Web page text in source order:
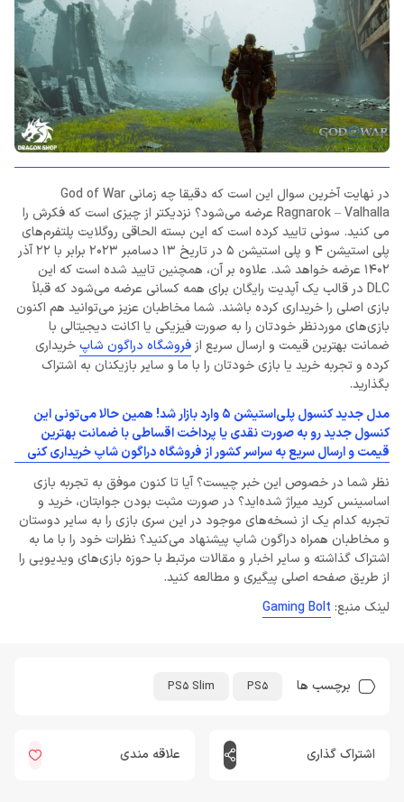
در نهایت آخرین سوال این است که دقیقا چه زمانی God of War
Ragnarok – Valhalla عرضه می‌شود؟ نزدیکتر از چیزی است که فکرش را
می کنید. سونی تایید کرده است که این بسته الحاقی روگلایت پلتفرم‌های
پلی استیشن 4 و پلی استیشن 5 در تاریخ 13 دسامبر 2023 برابر با 22 آذر
1402 عرضه خواهد شد. علاوه بر آن، همچنین تایید شده است که این
DLC در قالب یک آپدیت رایگان برای همه کسانی عرضه می‌شود که قبلاً
بازی اصلی را خریداری کرده باشند. شما مخاطبان عزیز می‌توانید هم اکنون
بازی‌های موردنظر خودتان را به صورت فیزیکی یا اکانت دیجیتالی با
ضمانت بهترین قیمت و ارسال سریع از فروشگاه دراگون شاپخریداری
کرده و تجربه خرید یا بازی خودتان را با ما و سایر بازیکنان به اشتراک
بگذارید.
مدل جدید کنسول پلی‌‌استیشن 5 وارد بازار شد! همین حالا می‌تونی این
کنسول جدید رو به صورت نقدی یا پرداخت اقساطی با ضمانت بهترین
قیمت و ارسال سریع به سراسر کشور از فروشگاه دراگون شاپ خریداری کنی
نظر شما در خصوص این خبر چیست؟ آیا تا کنون موفق به تجربه بازی
اساسینس کرید میراژ شده‌اید؟ در صورت مثبت بودن جوابتان، خرید و
تجربه کدام یک از نسخه‌های موجود در این سری بازی را به سایر دوستان
و مخاطبان همراه دراگون شاپ پیشنهاد می‌کنید؟ نظرات خود را با ما به
اشتراک گذاشته و سایر اخبار و مقالات مرتبط با حوزه بازی‌های ویدیویی را
از طریق صفحه اصلی پیگیری و مطالعه کنید.
لینک منبع: Gaming Bolt
برچسب ها PS5
PS5 Slim
اشتراک گذاری علاقه مندی